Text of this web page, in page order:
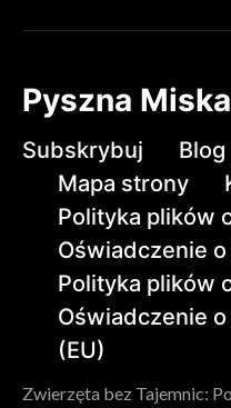
Pyszna Miska
Subskrybuj Blog
Mapa strony
Polityka plików
Oświadczenie
Polityka plików
Oświadczenie
(EU)
Zwierzęta bez Tajemnic: